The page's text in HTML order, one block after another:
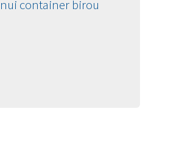
container birou